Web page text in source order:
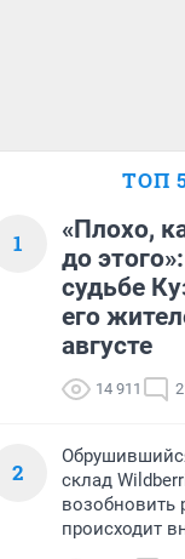
ТОП
1
«Плохо,
до
судьбе
его
августе
14 911
2
склад
возобновить
происходит